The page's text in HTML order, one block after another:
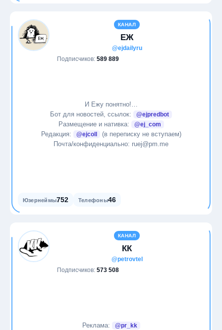
КАНАЛ
ЕЖ
@ejdailyru
Подписчиков: 589 889
И Ежу понятно!…
Бот для новостей, ссылок:
@ejpredbot
Размещение и нативка: @ej_com
Редакция: @ejcoll
(в переписку не вступаем)
Почта/конфиденциально: ruej@pm.me
Юзернеймы752 Телефоны46
КАНАЛ
КК
@petrovtel
Подписчиков: 573 508
Реклама: @pr_kk